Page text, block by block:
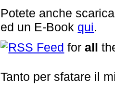
Potete anche
ed un E-Book qui.
RSS Feed forall
Tanto per sfatare il